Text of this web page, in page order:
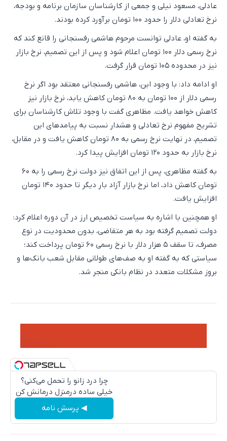
عادلی، مسعود نیلی و جمعی از کارشناسان سازمان برنامه و بودجه،
نرخ تعادلی دلار را حدود ۱۰۰ تومان برآورد کرده بودند.
به گفته او، عادلی توانست مرحوم هاشمی رفسنجانی را قانع کند که
نرخ رسمی دلار ۱۰۰ تومان اعلام شود و پس از این تصمیم، نرخ بازار
نیز در محدوده ۱۰۵ تومان قرار گرفت.
او ادامه داد: با وجود این، هاشمی رفسنجانی معتقد بود اگر نرخ
رسمی دلار از ۱۰۰ تومان به ۸۰ تومان کاهش یابد، نرخ بازار نیز
کاهش خواهد یافت. مظاهری گفت با وجود تلاش کارشناسان برای
تشریح مفهوم نرخ تعادلی و هشدار نسبت به پیامدهای این
تصمیم، در نهایت نرخ رسمی به ۸۰ تومان کاهش یافت و در مقابل،
نرخ بازار به حدود ۱۲۰ تومان افزایش پیدا کرد.
به گفته مظاهری، پس از این اتفاق نیز دولت نرخ رسمی را به ۶۰
تومان کاهش داد، اما نرخ بازار آزاد بار دیگر تا حدود ۱۴۰ تومان
افزایش یافت.
او همچنین با اشاره به سیاست تخصیص ارز در آن دوره اعلام کرد:
دولت تصمیم گرفته بود به هر متقاضی، بدون محدودیت در نوع
مصرف، تا سقف ۵ هزار دلار با نرخ رسمی ۶۰ تومان پرداخت کند؛
سیاستی که به گفته او به صف‌های طولانی مقابل شعب بانک‌ها و
بروز مشکلات متعدد در نظام بانکی منجر شد.
چرا درد زانو را تحمل می‌کنی؟
خیلی ساده درمنزل درمانش کن
◀ پرسش نامه